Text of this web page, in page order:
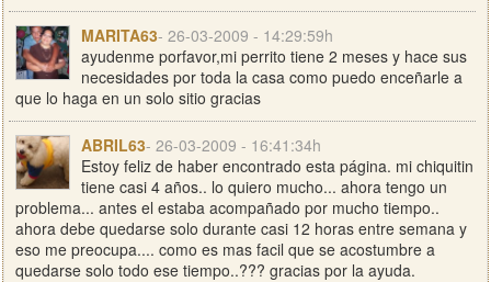
MARITA63- 26-03-2009 - 14:29:59h
ayudenme porfavor,mi perrito tiene 2 meses y hace sus
necesidades por toda la casa como puedo enceñarle a
que lo haga en un solo sitio gracias
ABRIL63- 26-03-2009 - 16:41:34h
Estoy feliz de haber encontrado esta página. mi chiquitin
tiene casi 4 años.. lo quiero mucho... ahora tengo un
problema... antes el estaba acompañado por mucho tiempo..
ahora debe quedarse solo durante casi 12 horas entre semana y
eso me preocupa.... como es mas facil que se acostumbre a
quedarse solo todo ese tiempo..??? gracias por la ayuda.